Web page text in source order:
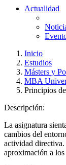
Actualidad
Inicio
Estudios
Másters y
MBA
Principios
Descripción:
La asignatura
cambios del
actividad directiva.
aproximación a los